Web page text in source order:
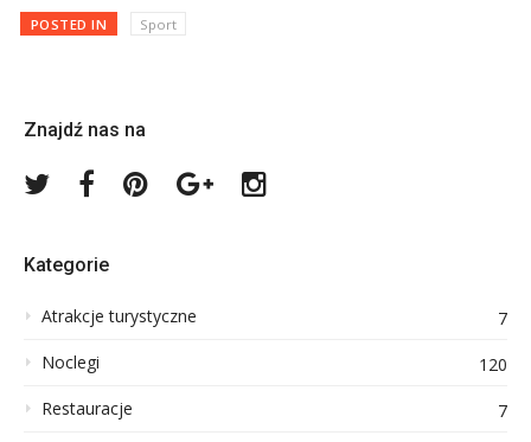
POSTED IN Sport
Znajdź nas na
Twitter FacebookPinterestGoogle
Plus
Instagram
Kategorie
Atrakcje turystyczne
7
Noclegi
120
Restauracje
7